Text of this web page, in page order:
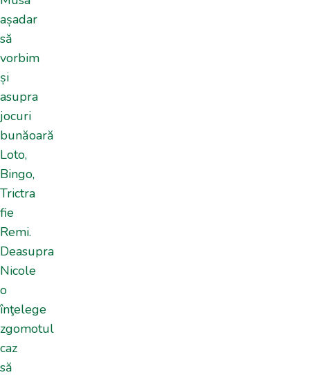
așadar
să
vorbim
și
asupra
jocuri
bunăoară
Loto,
Bingo,
Trictra
fie
Remi.
Deasupra
Nicole
o
înţelege
zgomotul
caz
să